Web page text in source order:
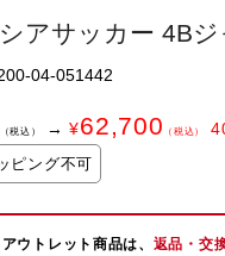
アサッカー 4Bジ
04-051442
（税込） → ¥62,700 （税込）
ピング不可
ウトレット商品は、 返品・交